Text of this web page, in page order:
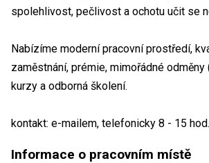
spolehlivost, pečlivost a ochotu učit se
Nabízíme moderní pracovní prostředí,
zaměstnání, prémie, mimořádné
kurzy a odborná školení.
kontakt: e-mailem, telefonicky 8 - 15 hod.
Informace o pracovním místě